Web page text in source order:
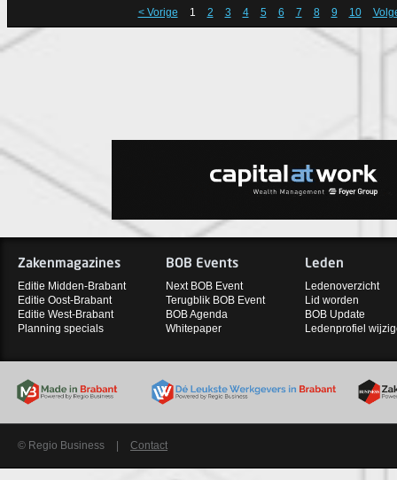
< Vorige 1 2 3 4 5 6 7 8 9 10
Zakenmagazines
Editie Midden-Brabant
Editie Oost-Brabant
Editie West-Brabant
Planning specials
BOB Events
Next BOB Event
Terugblik BOB Event
BOB Agenda
Whitepaper
Leden
Ledenoverzicht
Lid worden
BOB Update
Ledenprofiel
© Regio Business | Contact